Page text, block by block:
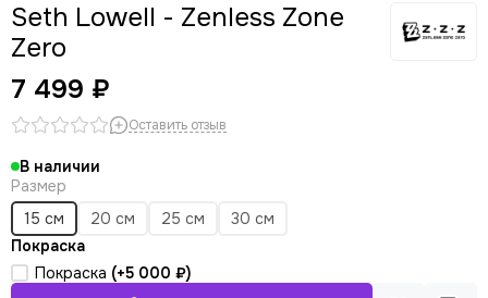
Seth Lowell - Zenless Zone
Zero
7 499 ₽
Оставить отзыв
В наличии
Размер
15 см
20 см 25 см
30 см
Покраска
Покраска (+5 000 ₽)